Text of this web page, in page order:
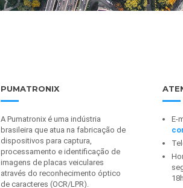
PUMATRONIX
A Pumatronix é uma indústria
brasileira que atua na fabricação de
dispositivos para captura,
processamento e identificação de
imagens de placas veiculares
através do reconhecimento óptico
de caracteres (OCR/LPR).
E-
18h